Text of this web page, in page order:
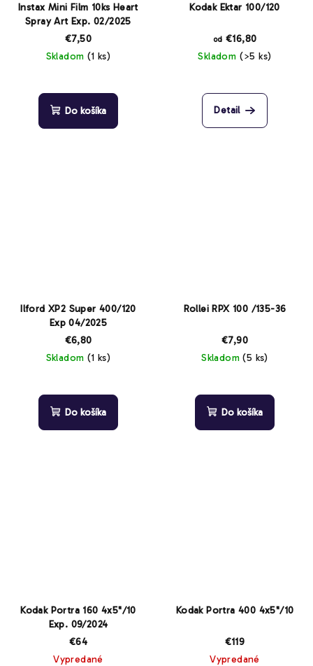
Instax Mini Film 10ks Heart
Spray Art Exp. 02/2025
€7,50
Skladom (1 ks)
Do košíka
Kodak Ektar 100/120
od €16,80
Skladom (>5 ks)
Detail
Ilford XP2 Super 400/120
Exp 04/2025
€6,80
Skladom (1 ks)
Do košíka
Rollei RPX 100 /135-36
€7,90
Skladom(5 ks)
Do košíka
Kodak Portra 160 4x5"/10
Exp. 09/2024
€64
Vypredané
Kodak Portra 400 4x5"/10
€119
Vypredané